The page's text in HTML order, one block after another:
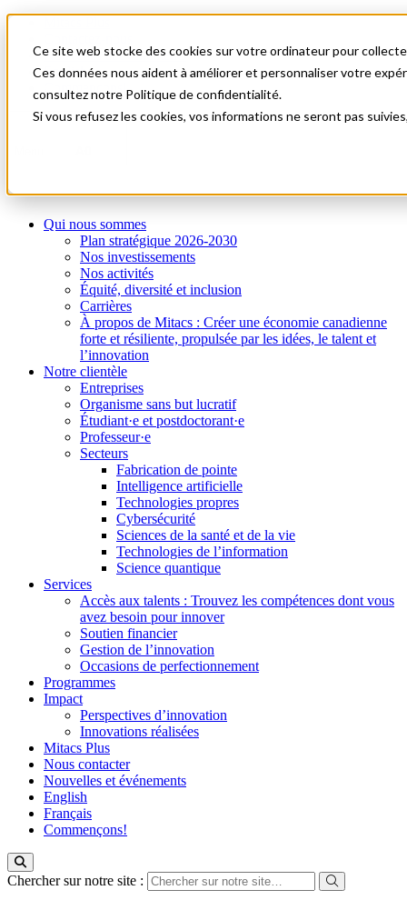
Ce site web stocke des cookies sur votre ordinateur pour
Ces données nous aident à améliorer et personnaliser votre
consultez notre Politique de confidentialité.
Si vous refusez les cookies, vos informations ne seront pas
Nouvelles et événements
English
Commençons!
Qui nous sommes
Plan stratégique 2026-2030
Nos investissements
Nos activités
Équité, diversité et inclusion
Carrières
À propos de Mitacs : Créer une économie canadienne
forte et résiliente, propulsée par les idées, le talent et
l’innovation
Notre clientèle
Entreprises
Organisme sans but lucratif
Étudiant·e et postdoctorant·e
Professeur·e
Secteurs
Fabrication de pointe
Intelligence artificielle
Technologies propres
Cybersécurité
Sciences de la santé et de la vie
Technologies de l’information
Science quantique
Services
Accès aux talents : Trouvez les compétences dont vous
avez besoin pour innover
Soutien financier
Gestion de l’innovation
Occasions de perfectionnement
Programmes
Impact
Perspectives d’innovation
Innovations réalisées
Mitacs Plus
Nous contacter
Nouvelles et événements
English
Français
Commençons!
Chercher sur notre site :